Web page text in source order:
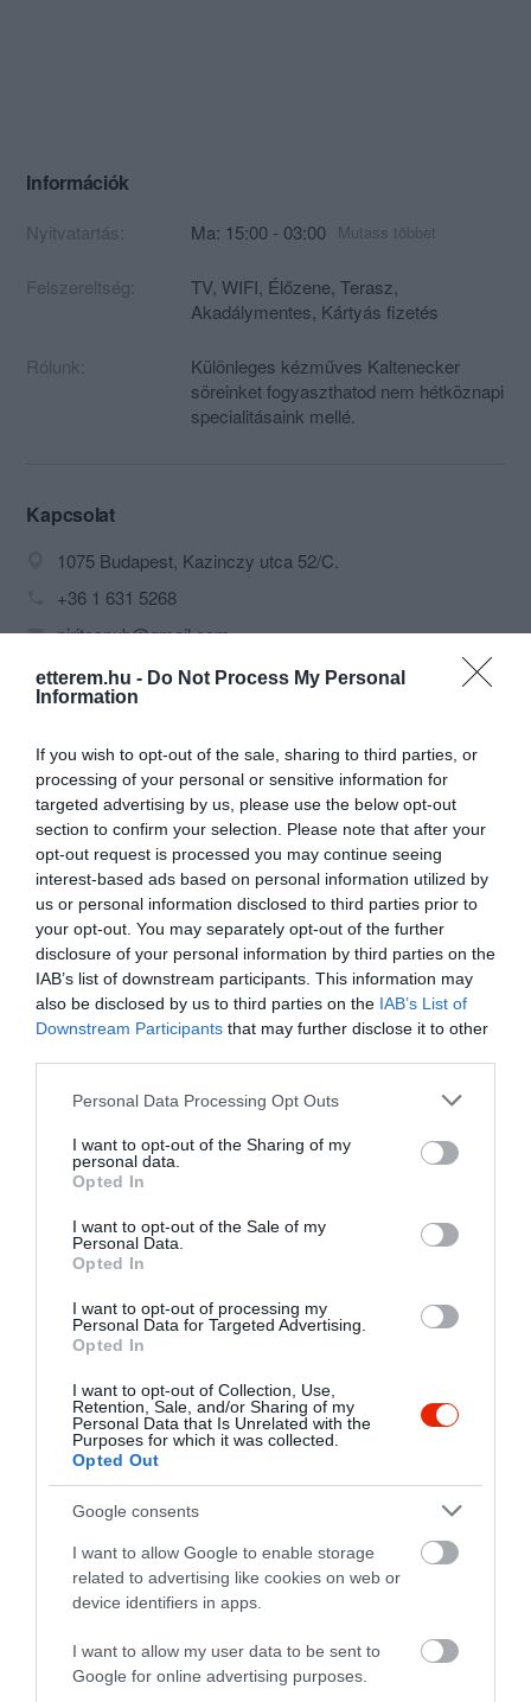
etterem.hu - Do Not Process My Personal
Information
If you wish to opt-out of the sale, sharing to third parties, or
processing of your personal or sensitive information for
targeted advertising by us, please use the below opt-out
section to confirm your selection. Please note that after your
opt-out request is processed you may continue seeing
interest-based ads based on personal information utilized by
us or personal information disclosed to third parties prior to
your opt-out. You may separately opt-out of the further
disclosure of your personal information by third parties on the
IAB’s list of downstream participants. This information may
also be disclosed by us to third parties on the IAB’s List of
Downstream Participants that may further disclose it to other
Please note that this website/app uses one or more Google
not limited to your visit or usage behaviour. You may click to
grant or deny consent to Google and its third-party tags to
use your data for below specified purposes in below Google
consent section.
Personal Data Processing Opt Outs
I want to opt-out of the Sharing of my
personal data.
Opted In
I want to opt-out of the Sale of my
Personal Data.
Opted In
I want to opt-out of processing my
Personal Data for Targeted Advertising.
Opted In
I want to opt-out of Collection, Use,
Retention, Sale, and/or Sharing of my
Personal Data that Is Unrelated with the
Purposes for which it was collected.
Opted Out
Google consents
I want to allow Google to enable storage
related to advertising like cookies on web or
device identifiers in apps.
I want to allow my user data to be sent to
Google for online advertising purposes.
Információk
Nyitvatartás: Ma: 15:00 - 03:00 Mutass többet
Felszereltség:
TV, WIFI, Élőzene, Terasz,
Akadálymentes, Kártyás fizetés
Rólunk:
Különleges kézműves Kaltenecker
söreinket fogyaszthatod nem hétköznapi
specialitásaink mellé.
Kapcsolat
1075 Budapest, Kazinczy utca 52/C.
+36 1 631 5268
piritospub@gmail.com
www.piritospub.hu/
www.fb.com/piritospub
Probléma jelentése Te vagy a tulajdonos?
Értékelések Értékeld Te is
5.0 5
4 0
2 0
1